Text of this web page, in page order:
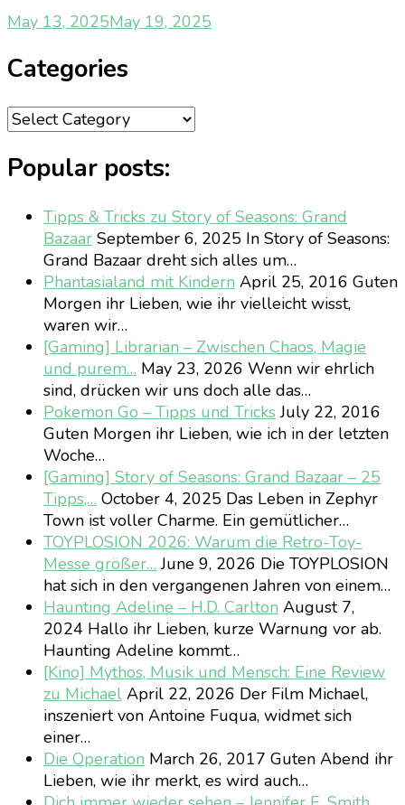
May 13, 2025May 19, 2025
Categories
Categories
Popular posts:
Tipps & Tricks zu Story of Seasons: Grand
Bazaar September 6, 2025 In Story of Seasons:
Grand Bazaar dreht sich alles um…
Phantasialand mit Kindern April 25, 2016 Guten
Morgen ihr Lieben, wie ihr vielleicht wisst,
waren wir…
[Gaming] Librarian – Zwischen Chaos, Magie
und purem… May 23, 2026 Wenn wir ehrlich
sind, drücken wir uns doch alle das…
Pokemon Go – Tipps und TricksJuly 22, 2016
Guten Morgen ihr Lieben, wie ich in der letzten
Woche…
[Gaming] Story of Seasons: Grand Bazaar – 25
Tipps,… October 4, 2025 Das Leben in Zephyr
Town ist voller Charme. Ein gemütlicher…
TOYPLOSION 2026: Warum die Retro-Toy-
Messe größer… June 9, 2026 Die TOYPLOSION
hat sich in den vergangenen Jahren von einem…
Haunting Adeline – H.D. Carlton August 7,
2024 Hallo ihr Lieben, kurze Warnung vor ab.
Haunting Adeline kommt…
[Kino] Mythos, Musik und Mensch: Eine Review
zu Michael April 22, 2026 Der Film Michael,
inszeniert von Antoine Fuqua, widmet sich
einer…
Die Operation March 26, 2017 Guten Abend ihr
Lieben, wie ihr merkt, es wird auch…